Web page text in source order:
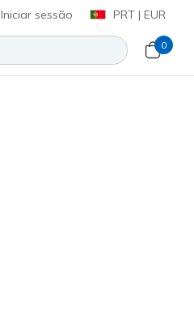
Iniciar sessão PRT | EUR
0